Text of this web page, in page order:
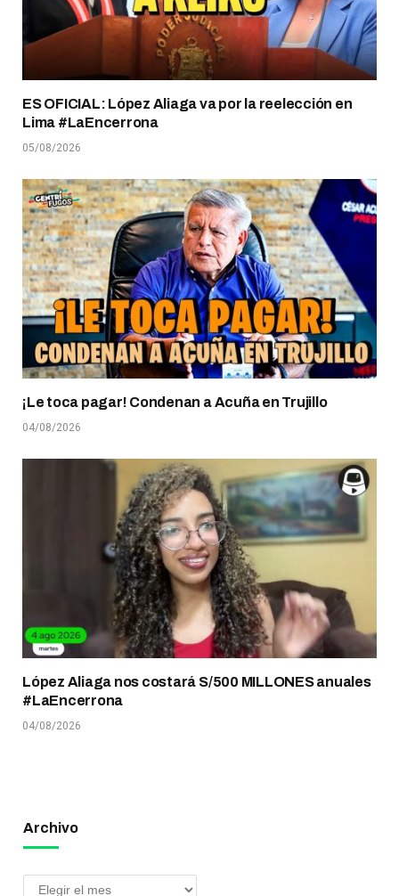
ES OFICIAL: López Aliaga va por la reelección en
Lima #LaEncerrona
05/08/2026
¡Le toca pagar! Condenan a Acuña en Trujillo
04/08/2026
López Aliaga nos costará S/500 MILLONES anuales
#LaEncerrona
04/08/2026
Archivo